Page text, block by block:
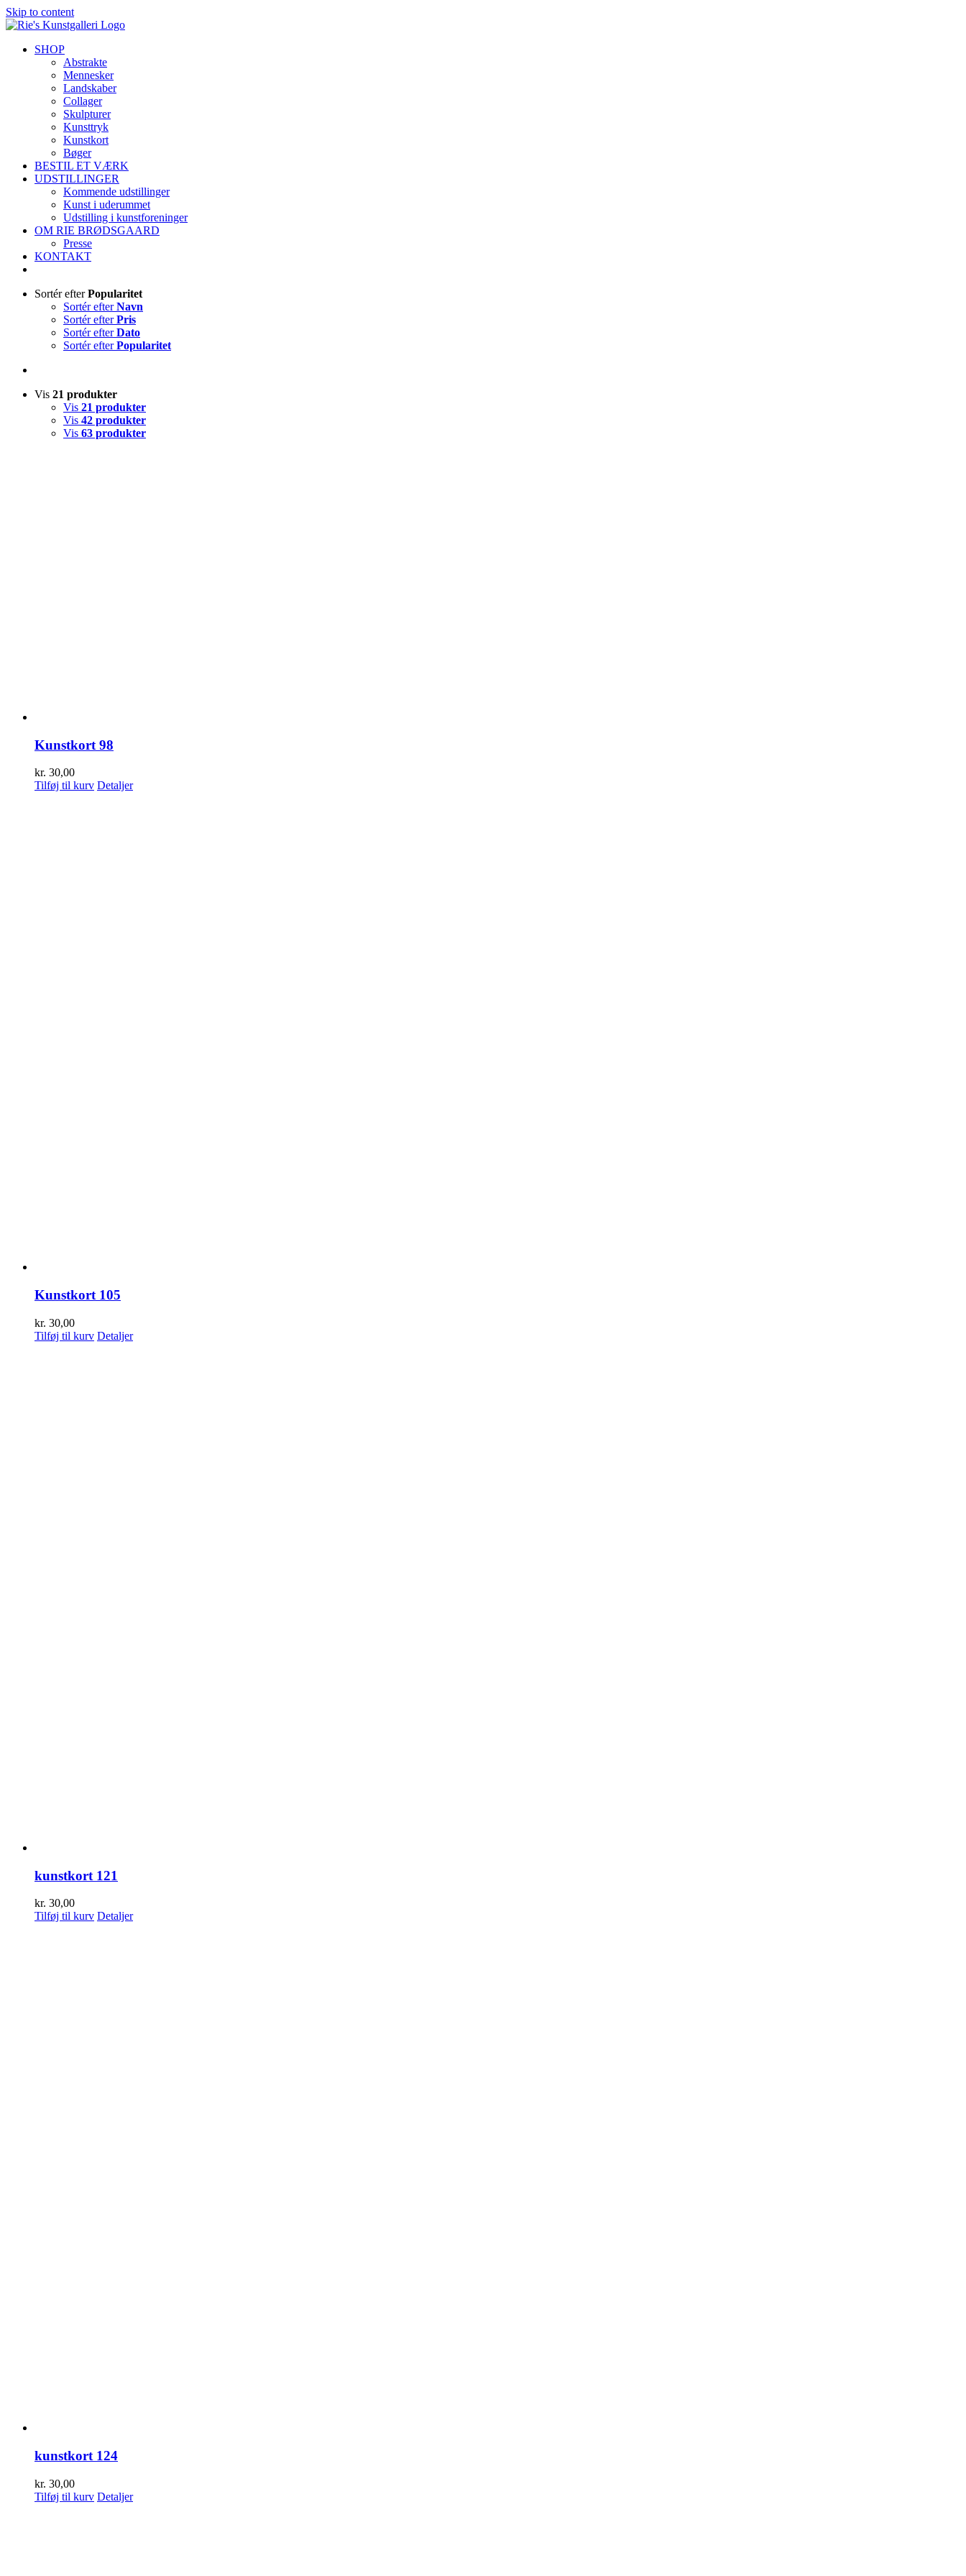
Skip to content
SHOP
Abstrakte
Mennesker
Landskaber
Collager
Skulpturer
Kunsttryk
Kunstkort
Bøger
BESTIL ET VÆRK
UDSTILLINGER
Kommende udstillinger
Kunst i uderummet
Udstilling i kunstforeninger
OM RIE BRØDSGAARD
Presse
KONTAKT
Sortér efterPopularitet
Sortér efterNavn
Sortér efterPris
Sortér efterDato
Sortér efterPopularitet
Vis 21 produkter
Vis 21 produkter
Vis 42 produkter
Vis 63 produkter
Kunstkort 98
kr. 30,00
Tilføj til kurv Detaljer
Kunstkort 105
kr. 30,00
Tilføj til kurv Detaljer
kunstkort 121
kr. 30,00
Tilføj til kurv Detaljer
kunstkort 124
kr. 30,00
Tilføj til kurv Detaljer